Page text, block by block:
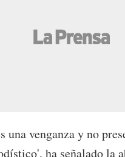
una venganza y no
ha señalado la